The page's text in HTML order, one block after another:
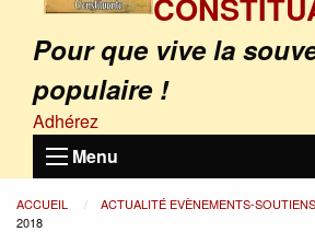
Pour que vive la
populaire !
Adhérez
Menu
ACCUEIL ACTUALITÉ EVÈNEMENTS-SOUTIENS
2018